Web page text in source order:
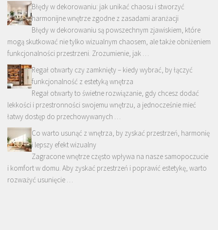
Błędy w dekorowaniu: jak unikać chaosu i stworzyć
harmonijne wnętrze zgodne z zasadami aranżacji
Błędy w dekorowaniu są powszechnym zjawiskiem, które
mogą skutkować nie tylko wizualnym chaosem, ale także obniżeniem
funkcjonalności przestrzeni. Zrozumienie, jak …
Regał otwarty czy zamknięty – kiedy wybrać, by łączyć
funkcjonalność z estetyką wnętrza
Regał otwarty to świetne rozwiązanie, gdy chcesz dodać
lekkości i przestronności swojemu wnętrzu, a jednocześnie mieć
łatwy dostęp do przechowywanych …
Co warto usunąć z wnętrza, by zyskać przestrzeń, harmonię
i lepszy efekt wizualny
Zagracone wnętrze często wpływa na nasze samopoczucie
i komfort w domu. Aby zyskać przestrzeń i poprawić estetykę, warto
rozważyć usunięcie …